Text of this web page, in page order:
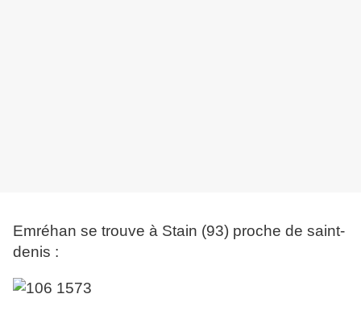
Emréhan se trouve à Stain (93) proche de saint-
denis :